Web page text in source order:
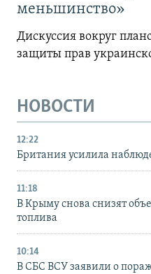
меньшинство»
Дискуссия вокруг
защиты прав
НОВОСТИ
12:22
Британия усилила
11:18
В Крыму снова снизят
топлива
10:14
В СБС ВСУ заявили о